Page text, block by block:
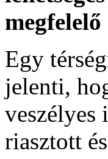
Egy
jelenti,
veszélyes
riasztott